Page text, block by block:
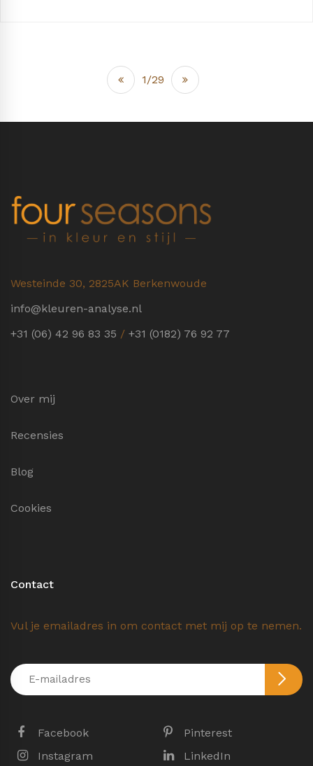
1/29
Westeinde 30, 2825AK Berkenwoude
info@kleuren-analyse.nl
+31 (06) 42 96 83 35 / +31 (0182) 76 92 77
Over mij
Recensies
Blog
Cookies
Contact
Vul je emailadres in om contact met mij op te nemen.
Facebook
Pinterest
Instagram
LinkedIn